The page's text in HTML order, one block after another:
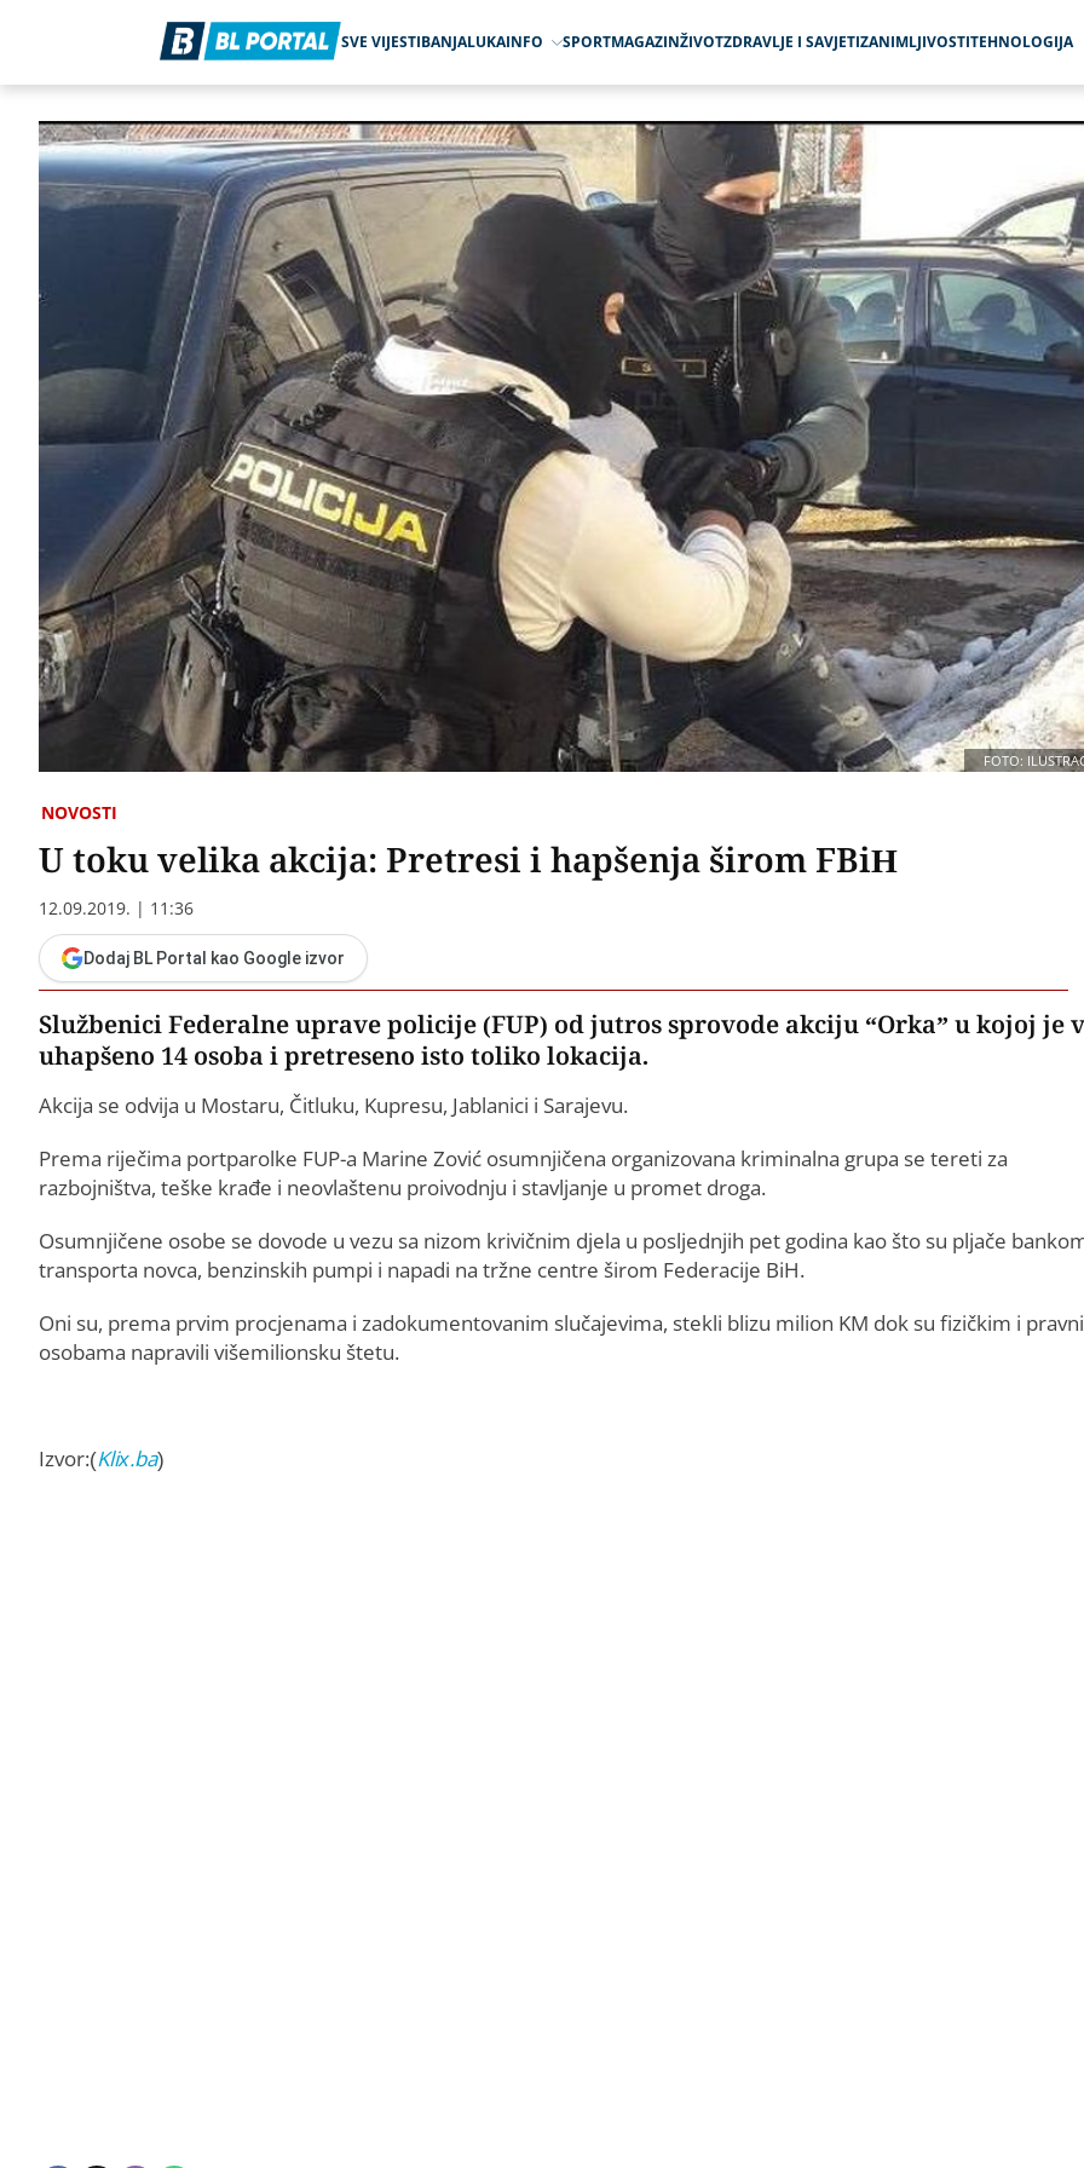
SVE VIJESTIBANJALUKAINFO SPORTMAGAZINŽIVOTZDRAVLJE I SAVJETIZANIMLJIVOSTITEHNOLOGIJA
FOTO:
NOVOSTI
U toku velika akcija: Pretresi i hapšenja širom FBiH
12.09.2019. | 11:36
Dodaj BL Portal kao Google izvor
Službenici Federalne uprave policije (FUP) od jutros sprovode akciju “Orka” u kojoj je
uhapšeno 14 osoba i pretreseno isto toliko lokacija.
Akcija se odvija u Mostaru, Čitluku, Kupresu, Jablanici i Sarajevu.
Prema riječima portparolke FUP-a Marine Zović osumnjičena organizovana kriminalna grupa se tereti za
razbojništva, teške krađe i neovlaštenu proivodnju i stavljanje u promet droga.
Osumnjičene osobe se dovode u vezu sa nizom krivičnim djela u posljednjih pet godina kao što su pljače
transporta novca, benzinskih pumpi i napadi na tržne centre širom Federacije BiH.
Oni su, prema prvim procjenama i zadokumentovanim slučajevima, stekli blizu milion KM dok su fizičkim i
osobama napravili višemilionsku štetu.
Izvor:(Klix.ba)